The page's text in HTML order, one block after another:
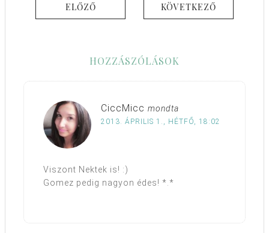
ELŐZŐ KÖVETKEZŐ
HOZZÁSZÓLÁSOK
CiccMicc mondta
2013. ÁPRILIS 1., HÉTFŐ, 18:02
Viszont Nektek is! :)
Gomez pedig nagyon édes! *.*